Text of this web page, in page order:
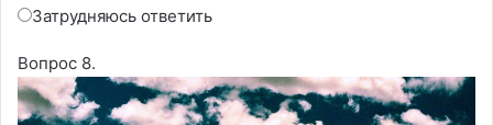
Затрудняюсь ответить
Вопрос 8.